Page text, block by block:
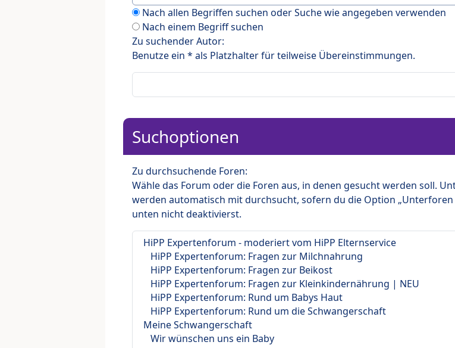
Nach allen Begriffen suchen oder Suche wie angegeben verwenden
Nach einem Begriff suchen
Zu suchender Autor:
Benutze ein * als Platzhalter für teilweise Übereinstimmungen.
Suchoptionen
Zu durchsuchende Foren:
Wähle das Forum oder die Foren aus, in denen gesucht werden soll.
werden automatisch mit durchsucht, sofern du die Option „Unterforen
unten nicht deaktivierst.